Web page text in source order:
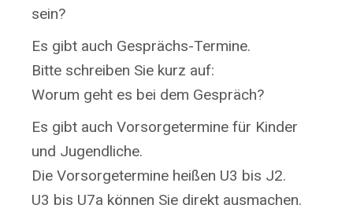
sein?
Es gibt auch Gesprächs-Termine.
Bitte schreiben Sie kurz auf:
Worum geht es bei dem Gespräch?
Es gibt auch Vorsorgetermine für Kinder
und Jugendliche.
Die Vorsorgetermine heißen U3 bis J2.
U3 bis U7a können Sie direkt ausmachen.